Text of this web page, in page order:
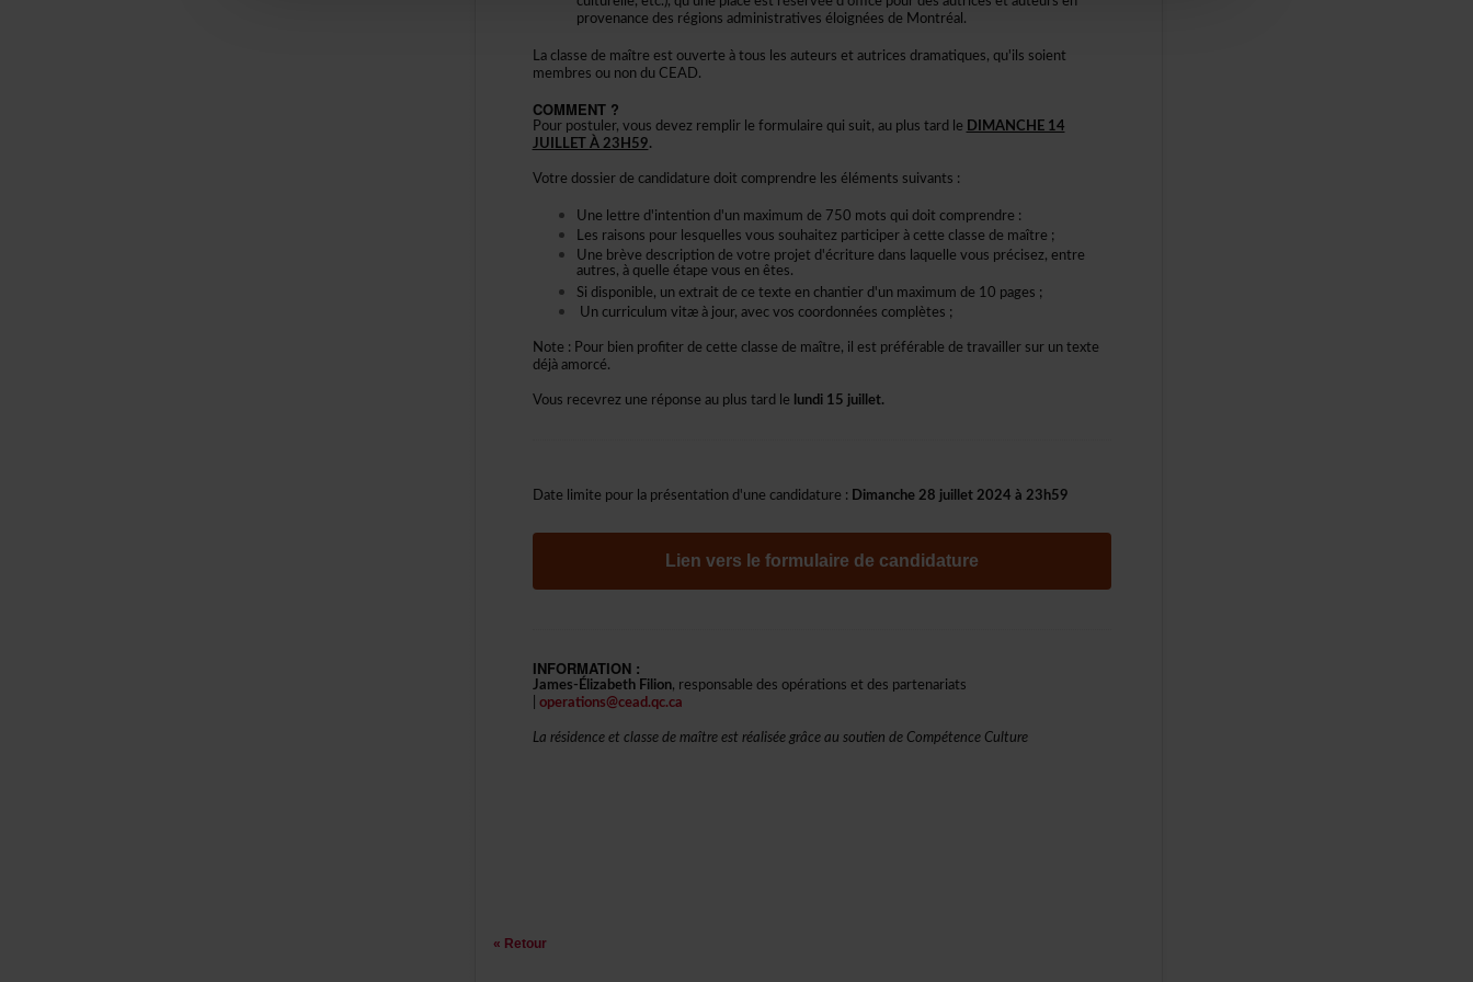
culturelle,etc.),qu'uneplaceestréservéed'officepourdesautricesetauteursen
provenancedesrégionsadministrativeséloignéesdeMontréal.
Laclassedemaîtreestouverteàtouslesauteursetautricesdramatiques,qu'ilssoient
membresounonduCEAD.
COMMENT?
Pourpostuler,vousdevezremplirleformulairequisuit,auplustardle DIMANCHE14
JUILLETÀ23H59.
Votredossierdecandidaturedoitcomprendrelesélémentssuivants:
Unelettred'intentiond'unmaximumde750motsquidoitcomprendre:
Lesraisonspourlesquellesvoussouhaitezparticiperàcetteclassedemaître;
Unebrèvedescriptiondevotreprojetd'écrituredanslaquellevousprécisez,entre
autres,àquelleétapevousenêtes.
Sidisponible,unextraitdecetexteenchantierd'unmaximumde10pages;
Uncurriculumvitæàjour,avecvoscoordonnéescomplètes;
Note:Pourbienprofiterdecetteclassedemaître,ilestpréférabledetravaillersuruntexte
déjàamorcé.
Vousrecevrezuneréponseauplustardle lundi15juillet.
Datelimitepourlaprésentationd'unecandidature: Dimanche28juillet2024à23h59
Lienversleformulairedecandidature
INFORMATION:
James-ÉlizabethFilion,responsabledesopérationsetdespartenariats
operations@cead.qc.ca
LarésidenceetclassedemaîtreestréaliséegrâceausoutiendeCompétenceCulture
«Retour